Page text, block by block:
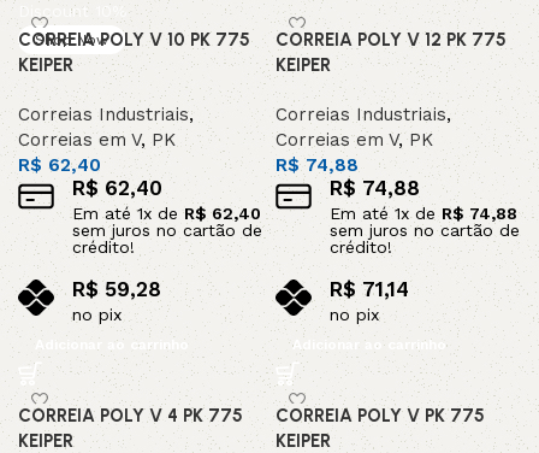
Discount 10%
Shop Now
CORREIA POLY V 10 PK 775
KEIPER
Correias Industriais,
Correias em V, PK
R$ 62,40
R$62,40
Em até1x deR$ 62,40
sem juros no cartão de
crédito!
R$59,28
no pix
Adicionar ao carrinho
CORREIA POLY V 12 PK 775
KEIPER
Correias Industriais,
Correias em V,PK
R$74,88
R$ 74,88
Em até1x de R$ 74,88
sem juros no cartão de
crédito!
R$ 71,14
no pix
Adicionar ao carrinho
CORREIA POLY V 4 PK 775
KEIPER
CORREIA POLY V PK 775
KEIPER